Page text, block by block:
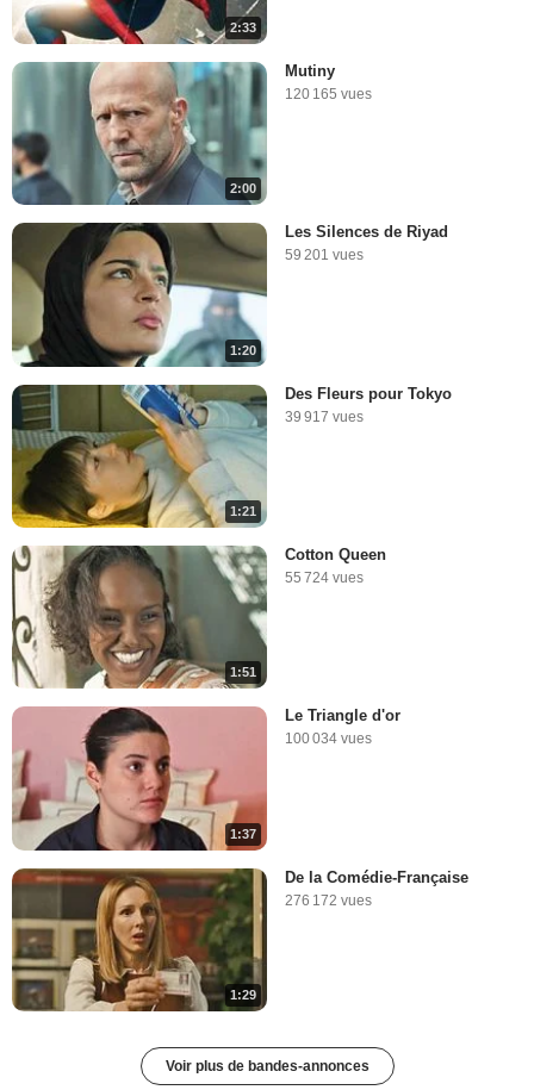
2:33
2:00
Mutiny
120 165 vues
1:20
Les Silences de Riyad
59 201 vues
1:21
Des Fleurs pour Tokyo
39 917 vues
1:51
Cotton Queen
55 724 vues
1:37
Le Triangle d'or
100 034 vues
1:29
De la Comédie-Française
276 172 vues
Voir plus de bandes-annonces